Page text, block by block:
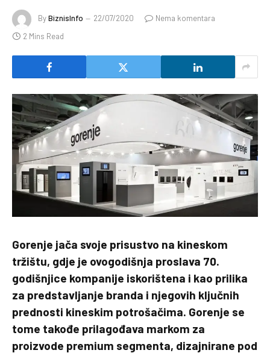
ByBiznisInfo 22/07/2020
Nema komentara
2 Mins Read
Gorenje jača svoje prisustvo na kineskom
tržištu, gdje je ovogodišnja proslava 70.
godišnjice kompanije iskorištena i kao prilika
za predstavljanje branda i njegovih ključnih
prednosti kineskim potrošačima. Gorenje se
tome takođe prilagođava markom za
proizvode premium segmenta, dizajnirane pod